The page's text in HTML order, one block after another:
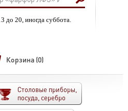
до 20, иногда суббота.
Корзина (0)
Столовые приборы,
посуда, серебро